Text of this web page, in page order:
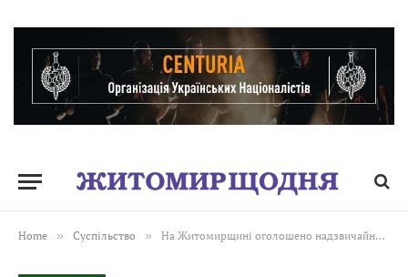
Home » Суспільство » На Житомирщині оголошено надзвичайний 5 клас пожежної небезпеки